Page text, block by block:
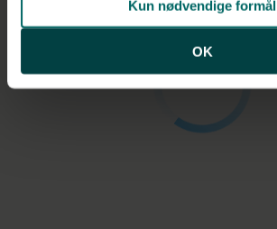
Kun nødvendige formål
OK